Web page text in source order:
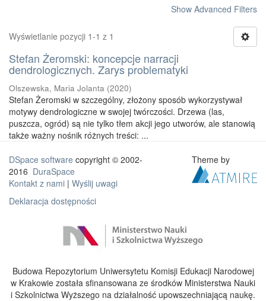
Show Advanced Filters
Wyświetlanie pozycji 1-1 z 1
Stefan Żeromski: koncepcje narracji
dendrologicznych. Zarys problematyki
Olszewska, Maria Jolanta (2020)
Stefan Żeromski w szczególny, złożony sposób wykorzystywał
motywy dendrologiczne w swojej twórczości. Drzewa (las,
puszcza, ogród) są nie tylko tłem akcji jego utworów, ale stanowią
także ważny nośnik różnych treści: ...
DSpace software copyright © 2002-
2016 DuraSpace
Kontakt z nami | Wyślij uwagi
Deklaracja dostępności
Theme by
Budowa Repozytorium Uniwersytetu Komisji Edukacji Narodowej
w Krakowie została sfinansowana ze środków Ministerstwa Nauki
i Szkolnictwa Wyższego na działalność upowszechniającą naukę.